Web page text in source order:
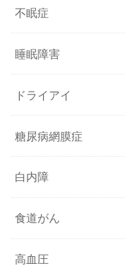
不眠症
睡眠障害
ドライアイ
糖尿病網膜症
白内障
食道がん
高血圧